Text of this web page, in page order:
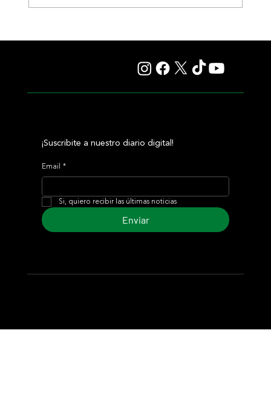
¡Suscribite a nuestro diario digital!
Email *
Si, quiero recibir las últimas noticias
Enviar